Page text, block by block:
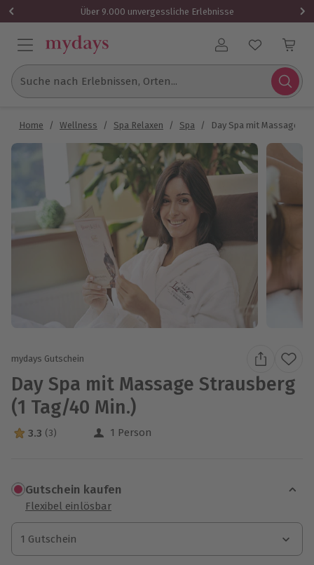
Über 9.000 unvergessliche Erlebnisse
Benutzerkonto
Suche nach Erlebnissen, Orten...
Home / Wellness / Spa Relaxen / Spa / Day Spa mit Massage
mydays Gutschein
Day Spa mit Massage Strausberg
(1 Tag/40 Min.)
3.3 Sterne von 5 aus 3 Bewertungen
3.3 (3) 1 Person
Gutschein kaufen
Flexibel einlösbar
1 Gutschein
1 Gutschein
1 Gutschein